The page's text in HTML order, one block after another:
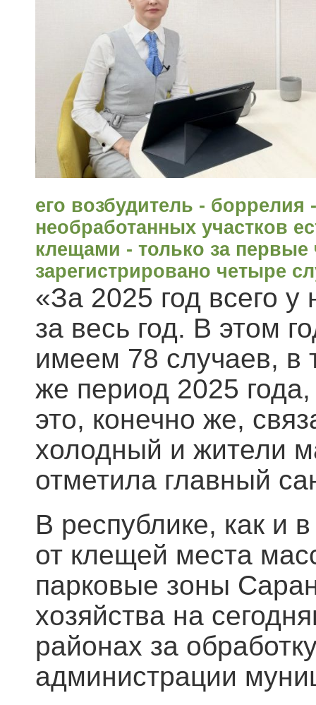
его возбудитель -
необработанных участков
клещами - только за
зарегистрировано четыре
«За 2025 год всего
за весь год. В этом
имеем 78 случаев, в
же период 2025
это, конечно же,
холодный и жители
отметила главный
В республике, как и
от клещей места
парковые зоны
хозяйства на
районах за
администрации